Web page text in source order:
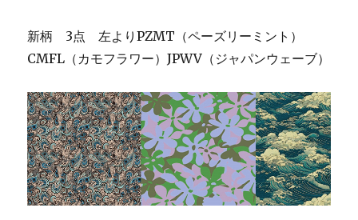
新柄 3点 左よりPZMT（ペーズリーミント）
CMFL（カモフラワー）JPWV（ジャパンウェーブ）